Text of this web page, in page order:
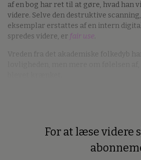
af en bog har ret til at gøre, hvad han
videre. Selve den destruktive
eksemplar erstattes af en intern
spredes videre, er fair use.
Vreden fra det akademiske folkedyb
For at læse videre